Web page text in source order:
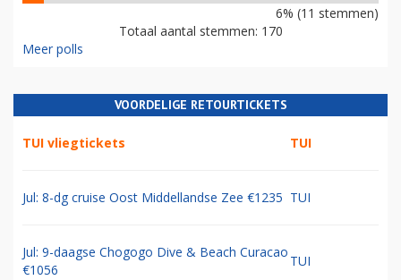
6% (11 stemmen)
Totaal aantal stemmen: 170
Meer polls
VOORDELIGE RETOURTICKETS
TUI vliegtickets TUI
Jul: 8-dg cruise Oost Middellandse Zee €1235 TUI
Jul: 9-daagse Chogogo Dive & Beach Curacao
€1056
TUI